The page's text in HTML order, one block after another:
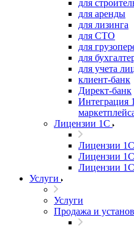
для
для аренды
для лизинга
для СТО
для
для
для учета
клиент-банк
Директ-банк
Интеграция
Лицензии 1С
Лицензии 1С
Лицензии
Лицензии
Услуги
Услуги
Продажа и